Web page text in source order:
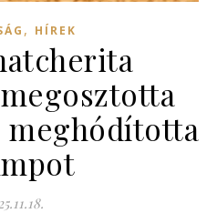
, HÍREK
meghódította